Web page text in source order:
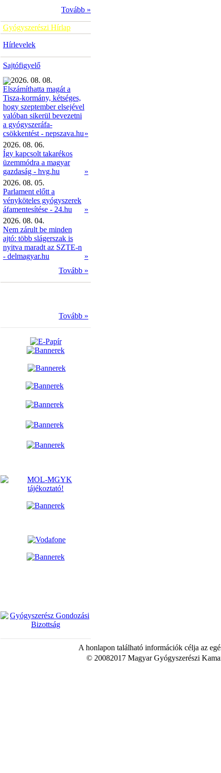
Tovább »
Gyógyszerészi Hírlap
Hírlevelek
Sajtófigyelő
2026. 08. 08.
Elszámíthatta magát a
Tisza-kormány, kétséges,
hogy szeptember elsejével
valóban sikerül bevezetni
a gyógyszeráfa-
csökkentést - nepszava.hu»
2026. 08. 06.
Így kapcsolt takarékos
üzemmódra a magyar
gazdaság - hvg.hu
»
2026. 08. 05.
Parlament előtt a
vényköteles gyógyszerek
áfamentesítése - 24.hu
»
2026. 08. 04.
Nem zárult be minden
ajtó: több slágerszak is
nyitva maradt az SZTE-n
- delmagyar.hu
»
Tovább »
Tovább »
A honlapon található információk célja az
© 20082017 Magyar Gyógyszerészi